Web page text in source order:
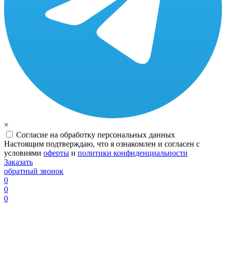
×
Согласие на обработку персональных данных
Настоящим подтверждаю, что я ознакомлен и согласен с
условиями оферты и политики конфиденциальности
Заказать
обратный звонок
0
0
0